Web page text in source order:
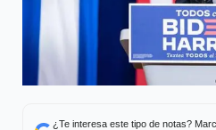
¿Te interesa este tipo de notas?